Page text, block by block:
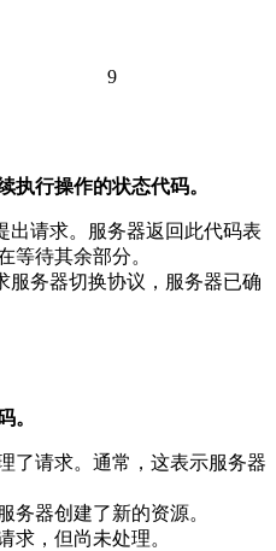
9
执行操作的状态代码。
请求。服务器返回此代码表
等待其余部分。
务器切换协议，服务器已确
。
了请求。通常，这表示服务器
务器创建了新的资源。
求，但尚未处理。